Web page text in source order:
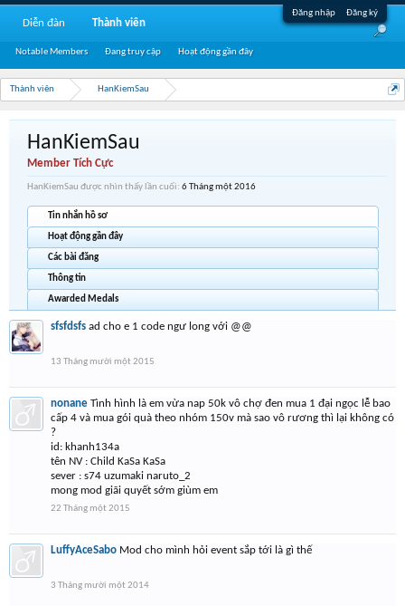
Đăng nhập Đăng ký
Thành viên HanKiemSau
HanKiemSau
Member Tích Cực
HanKiemSau được nhìn thấy lần cuối: 6 Tháng một 2016
Tin nhắn hồ sơ
Hoạt động gần đây
Các bài đăng
Thông tin
Awarded Medals
sfsfdsfs ad cho e 1 code ngư long với @@
13 Tháng mười một 2015
nonane Tình hình là em vừa nap 50k vô chợ đen mua 1 đại ngọc lễ bao
cấp 4 và mua gói quà theo nhóm 150v mà sao vô rương thì lại không có
?
id: khanh134a
tên NV : Child KaSa KaSa
sever : s74 uzumaki naruto_2
mong mod giãi quyết sớm giùm em
22 Tháng một 2015
LuffyAceSabo Mod cho mình hỏi event sắp tới là gì thế
3 Tháng mười một 2014
Diễn đàn Thành viên
Notable Members Đang truy cập Hoạt động gần đây